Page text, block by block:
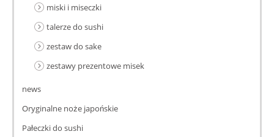
miski i miseczki
talerze do sushi
zestaw do sake
zestawy prezentowe misek
news
Oryginalne noże japońskie
Pałeczki do sushi